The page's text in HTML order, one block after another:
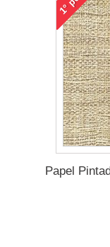
1°
Papel